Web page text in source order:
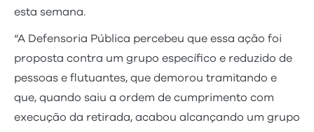
esta semana.
“A Defensoria Pública percebeu que essa ação foi
proposta contra um grupo específico e reduzido de
pessoas e flutuantes, que demorou tramitando e
que, quando saiu a ordem de cumprimento com
execução da retirada, acabou alcançando um grupo